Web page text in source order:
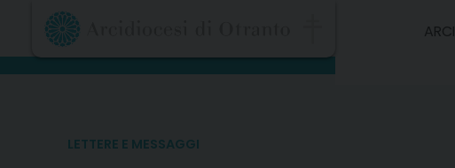
content
LETTERE E MESSAGGI